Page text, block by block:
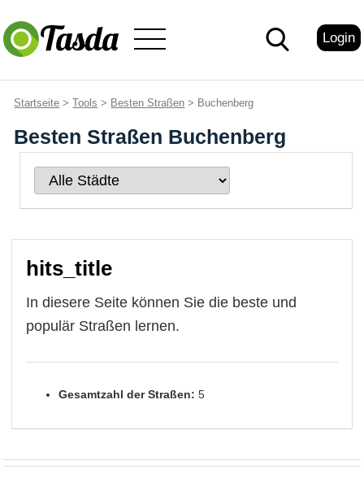
Login
Startseite >Tools > Besten Straßen > Buchenberg
Besten Straßen Buchenberg
hits_title
In diesere Seite können Sie die beste und
populär Straßen lernen.
Gesamtzahl der Straßen: 5